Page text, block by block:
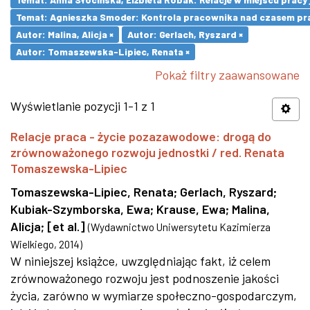
Temat: Agnieszka Smoder: Kontrola pracownika nad czasem
Autor: Malina, Alicja ×
Autor: Gerlach, Ryszard ×
Autor: Tomaszewska-Lipiec, Renata ×
Pokaż filtry zaawansowane
Wyświetlanie pozycji 1-1 z 1
Relacje praca - życie pozazawodowe: drogą do
zrównoważonego rozwoju jednostki / red. Renata
Tomaszewska-Lipiec
Tomaszewska-Lipiec, Renata; Gerlach, Ryszard;
Kubiak-Szymborska, Ewa; Krause, Ewa; Malina,
Alicja; [et al.] (Wydawnictwo Uniwersytetu Kazimierza
Wielkiego, 2014)
W niniejszej książce, uwzględniając fakt, iż celem
zrównoważonego rozwoju jest podnoszenie jakości
życia, zarówno w wymiarze społeczno-gospodarczym,